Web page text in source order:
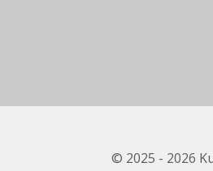
© 2025 - 2026